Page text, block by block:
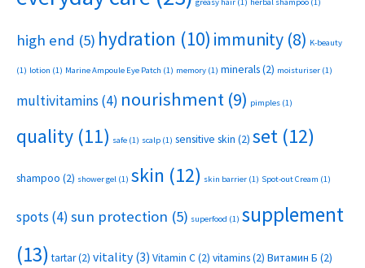
high end (5) hydration (10) immunity (8) K-beauty
(1) lotion (1) Marine Ampoule Eye Patch (1) memory (1) minerals(2) moisturiser (1)
multivitamins(4) nourishment (9) pimples (1)
quality (11) safe (1) scalp (1) sensitive skin (2) set (12)
shampoo (2) shower gel (1) skin (12) skin barrier (1) Spot-out Cream (1)
spots(4)sun protection (5) superfood (1) supplement
(13) tartar(2) vitality (3) Vitamin C(2) vitamins(2) Витамин Б (2)